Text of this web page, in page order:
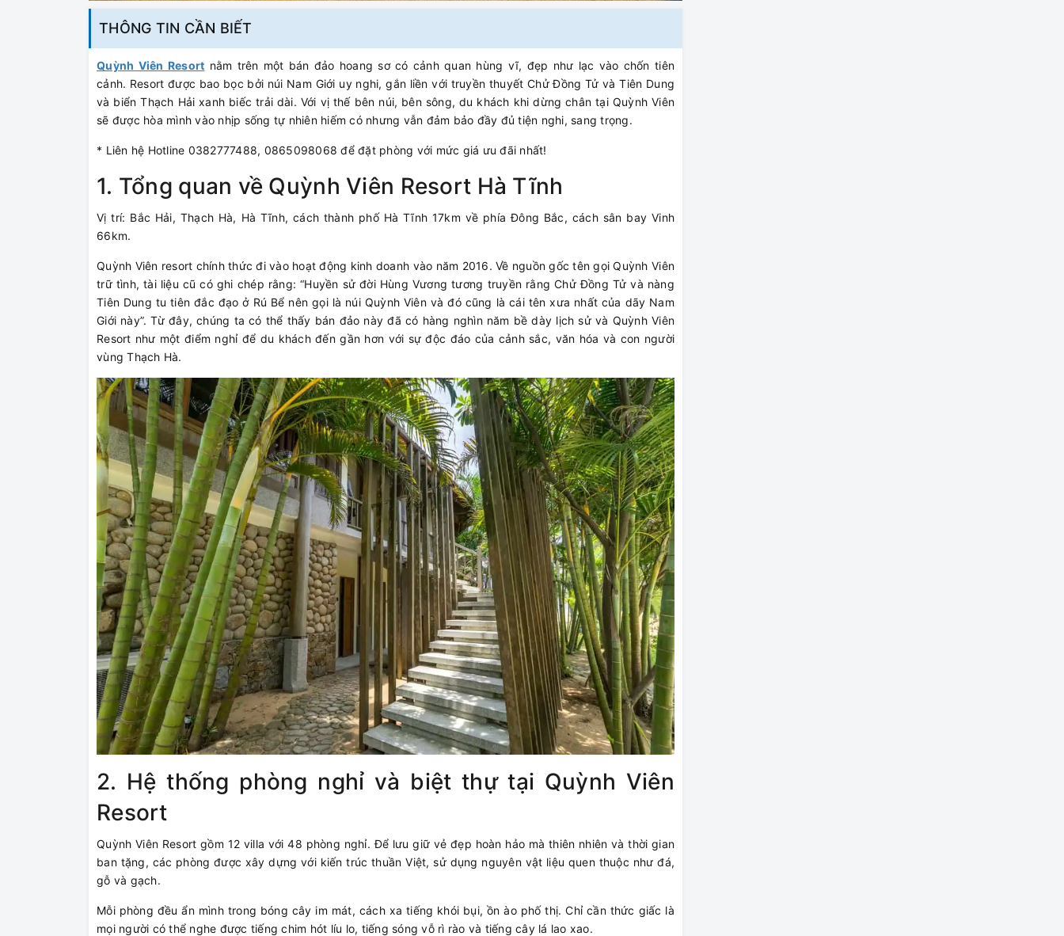
THÔNG TIN CẦN BIẾT
Quỳnh Viên Resort nằm trên một bán đảo hoang sơ có cảnh quan hùng vĩ, đẹp như lạc vào chốn tiên
cảnh. Resort được bao bọc bởi núi Nam Giới uy nghi, gắn liền với truyền thuyết Chử Đồng Tử và Tiên Dung
và biển Thạch Hải xanh biếc trải dài. Với vị thế bên núi, bên sông, du khách khi dừng chân tại Quỳnh Viên
sẽ được hòa mình vào nhịp sống tự nhiên hiếm có nhưng vẫn đảm bảo đầy đủ tiện nghi, sang trọng.
* Liên hệ Hotline 0382777488, 0865098068 để đặt phòng với mức giá ưu đãi nhất!
1. Tổng quan về Quỳnh Viên Resort Hà Tĩnh
Vị trí: Bắc Hải, Thạch Hà, Hà Tĩnh, cách thành phố Hà Tĩnh 17km về phía Đông Bắc, cách sân bay Vinh
66km.
Quỳnh Viên resort chính thức đi vào hoạt động kinh doanh vào năm 2016. Về nguồn gốc tên gọi Quỳnh Viên
trữ tình, tài liệu cũ có ghi chép rằng: “Huyền sử đời Hùng Vương tương truyền rằng Chử Đồng Tử và nàng
Tiên Dung tu tiên đắc đạo ở Rú Bể nên gọi là núi Quỳnh Viên và đó cũng là cái tên xưa nhất của dãy Nam
Giới này”. Từ đây, chúng ta có thể thấy bán đảo này đã có hàng nghìn năm bề dày lịch sử và Quỳnh Viên
Resort như một điểm nghỉ để du khách đến gần hơn với sự độc đáo của cảnh sắc, văn hóa và con người
vùng Thạch Hà.
2. Hệ thống phòng nghỉ và biệt thự tại Quỳnh Viên
Resort
Quỳnh Viên Resort gồm 12 villa với 48 phòng nghỉ. Để lưu giữ vẻ đẹp hoàn hảo mà thiên nhiên và thời gian
ban tặng, các phòng được xây dựng với kiến trúc thuần Việt, sử dụng nguyên vật liệu quen thuộc như đá,
gỗ và gạch.
Mỗi phòng đều ẩn mình trong bóng cây im mát, cách xa tiếng khói bụi, ồn ào phố thị. Chỉ cần thức giấc là
mọi người có thể nghe được tiếng chim hót líu lo, tiếng sóng vỗ rì rào và tiếng cây lá lao xao.